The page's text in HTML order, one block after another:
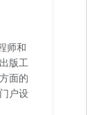
师和
版工
面的
户设